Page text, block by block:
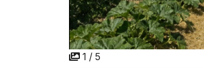
1 / 5